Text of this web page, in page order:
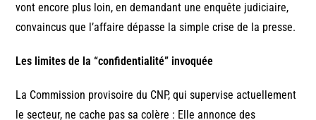
vont encore plus loin, en demandant une enquête judiciaire,
convaincus que l’affaire dépasse la simple crise de la presse.
Les limites de la “confidentialité” invoquée
La Commission provisoire du CNP, qui supervise actuellement
le secteur, ne cache pas sa colère : Elle annonce des